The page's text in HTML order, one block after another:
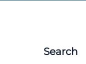
Search